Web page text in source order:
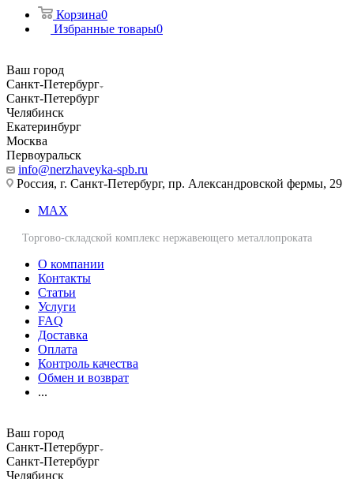
Корзина0
Избранные товары0
Ваш город
Санкт-Петербург
Санкт-Петербург
Челябинск
Екатеринбург
Москва
Первоуральск
info@nerzhaveyka-spb.ru
Россия, г. Санкт-Петербург, пр. Александровской фермы, 29
MAX
Торгово-складской комплекс нержавеющего металлопроката
О компании
Контакты
Статьи
Услуги
FAQ
Доставка
Оплата
Контроль качества
Обмен и возврат
...
Ваш город
Санкт-Петербург
Санкт-Петербург
Челябинск